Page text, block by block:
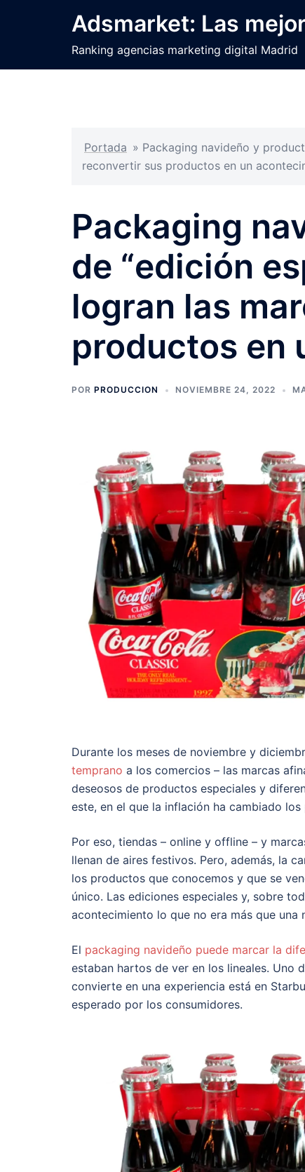
Adsmarket: Las
Ranking agencias marketing digital Madrid
Portada » Packaging navideño y
reconvertir sus productos en un
Packaging
de “edición
logran las
productos en
POR PRODUCCION NOVIEMBRE 24, 2022
Durante los meses de noviembre y
temprano a los comercios – las marcas
deseosos de productos especiales y
este, en el que la inflación ha cambiado
Por eso, tiendas – online y offline – y
llenan de aires festivos. Pero, además, la
los productos que conocemos y que se
único. Las ediciones especiales y, sobre
acontecimiento lo que no era más que
El packaging navideño puede marcar la
estaban hartos de ver en los lineales. Uno
convierte en una experiencia está en
esperado por los consumidores.